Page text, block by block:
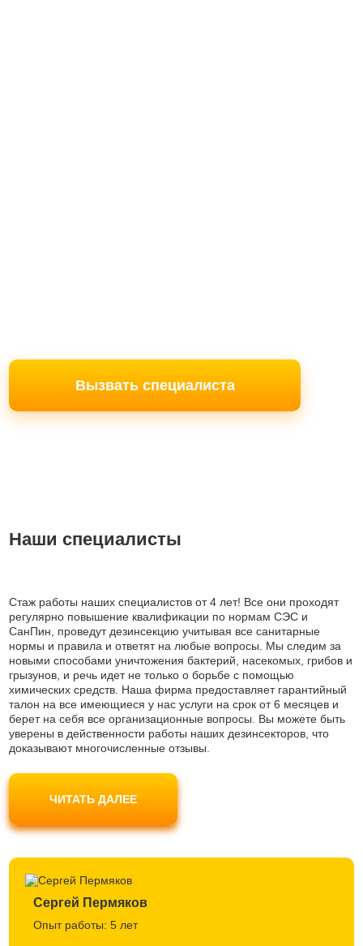
Вызвать специалиста
Наши специалисты
Стаж работы наших специалистов от 4 лет! Все они проходят
регулярно повышение квалификации по нормам СЭС и
СанПин, проведут дезинсекцию учитывая все санитарные
нормы и правила и ответят на любые вопросы. Мы следим за
новыми способами уничтожения бактерий, насекомых, грибов и
грызунов, и речь идет не только о борьбе с помощью
химических средств. Наша фирма предоставляет гарантийный
талон на все имеющиеся у нас услуги на срок от 6 месяцев и
берет на себя все организационные вопросы. Вы можете быть
уверены в действенности работы наших дезинсекторов, что
доказывают многочисленные отзывы.
Наши мастера используют только современные препараты
безопасные для людей и домашних животных, не являются
токсичными и одобрены Роспотребнадзором. Вы можете не
ЧИТАТЬ ДАЛЕЕ
Сергей Пермяков
Опыт работы: 5 лет